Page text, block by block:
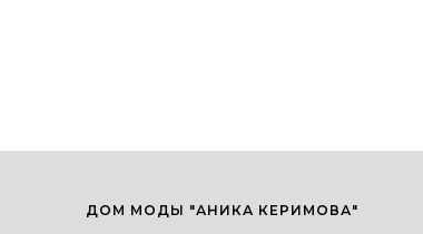
ДОМ МОДЫ "АНИКА КЕРИМОВА"